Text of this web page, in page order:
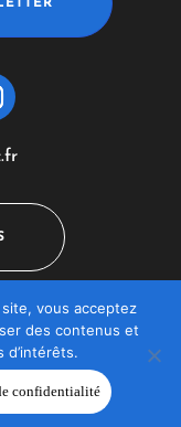
–
vous acceptez
des contenus et
d’intérêts.
confidentialité